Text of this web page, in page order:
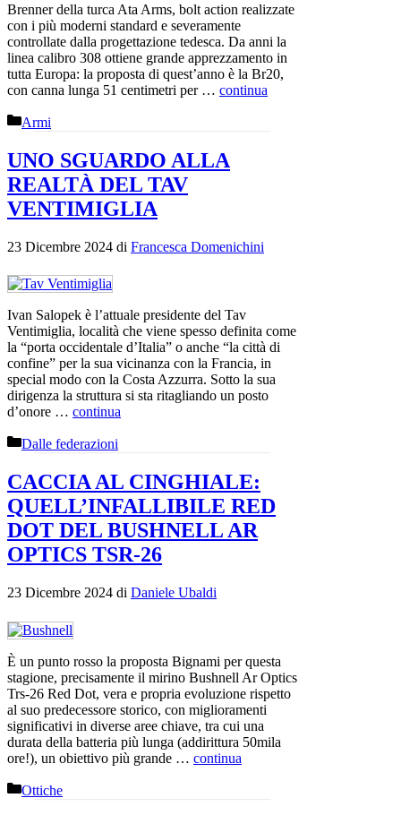
Brenner della turca Ata Arms, bolt action realizzate
con i più moderni standard e severamente
controllate dalla progettazione tedesca. Da anni la
linea calibro 308 ottiene grande apprezzamento in
tutta Europa: la proposta di quest’anno è la Br20,
con canna lunga 51 centimetri per … continua
Categorie
Armi
UNO SGUARDO ALLA
REALTÀ DEL TAV
VENTIMIGLIA
23 Dicembre 2024 di Francesca Domenichini
Ivan Salopek è l’attuale presidente del Tav
Ventimiglia, località che viene spesso definita come
la “porta occidentale d’Italia” o anche “la città di
confine” per la sua vicinanza con la Francia, in
special modo con la Costa Azzurra. Sotto la sua
dirigenza la struttura si sta ritagliando un posto
d’onore … continua
Categorie
Dalle federazioni
CACCIA AL CINGHIALE:
QUELL’INFALLIBILE RED
DOT DEL BUSHNELL AR
OPTICS TSR-26
23 Dicembre 2024 di Daniele Ubaldi
È un punto rosso la proposta Bignami per questa
stagione, precisamente il mirino Bushnell Ar Optics
Trs-26 Red Dot, vera e propria evoluzione rispetto
al suo predecessore storico, con miglioramenti
significativi in diverse aree chiave, tra cui una
durata della batteria più lunga (addirittura 50mila
ore!), un obiettivo più grande … continua
Categorie
Ottiche